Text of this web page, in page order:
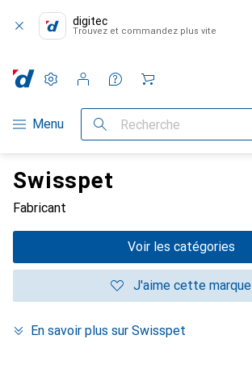
digitec
Trouvez et commandez plus vite
Navigation par catégorie
Menu Recherche
Paramètres
Compte client
Listes de comparaison
Listes d'envies
Panier
Swisspet
Fabricant
Voir les catégories
J'aime cette marque
En savoir plus sur Swisspet